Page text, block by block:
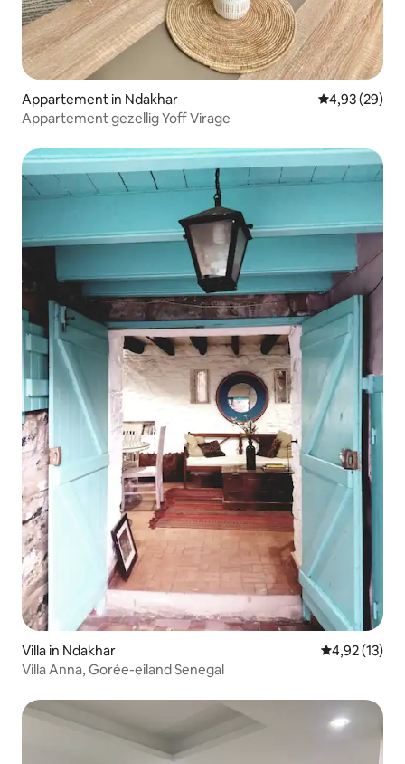
Appartement in Ndakhar Gemiddelde
4,93 (29)
Appartement gezellig Yoff Virage
Villa in Ndakhar Gemiddelde
4,92 (13)
Villa Anna, Gorée-eiland Senegal